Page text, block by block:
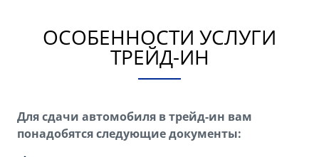
ОСОБЕННОСТИ УСЛУГИ
ТРЕЙД-ИН
Для сдачи автомобиля в трейд-ин вам
понадобятся следующие документы: